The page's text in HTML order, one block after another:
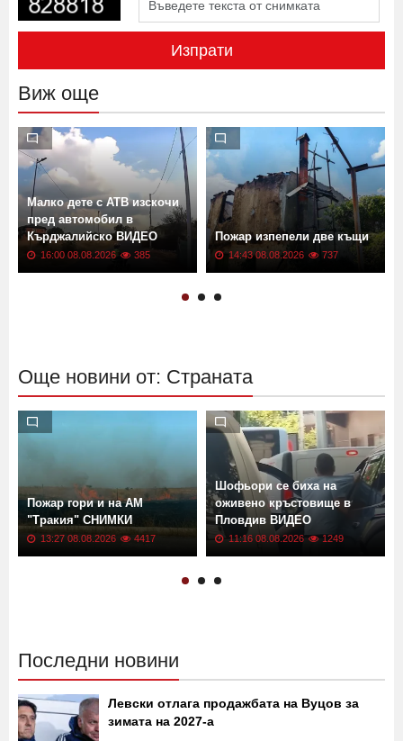
Изпрати
Виж още
Малко дете с АТВ изскочи
пред автомобил в
Кърджалийско ВИДЕО
16:00 08.08.2026 385
Пожар изпепели две къщи
14:43 08.08.2026 737
Още новини от: Страната
Пожар гори и на АМ
"Тракия" СНИМКИ
13:27 08.08.2026 4417
Шофьори се биха на
оживено кръстовище в
Пловдив ВИДЕО
11:16 08.08.2026 1249
Последни новини
Левски отлага продажбата на Вуцов за
зимата на 2027-а